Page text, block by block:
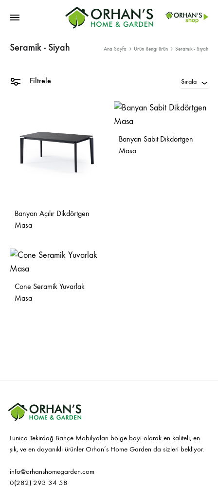
Home
Seramik - Siyah Ana Sayfa Ürün Rengi ürün Seramik - Siyah
Filtrele Sırala
Banyan Açılır Dikdörtgen
Masa
Banyan Sabit Dikdörtgen
Masa
Cone Seramik Yuvarlak
Masa
Lunica Tekirdağ Bahçe Mobilyaları bölge bayi olarak en kaliteli, en
şık, ve en dayanıklı ürünler Orhan’s Home Garden da sizleri bekliyor.
info@orhanshomegarden.com
0(282) 293 34 58